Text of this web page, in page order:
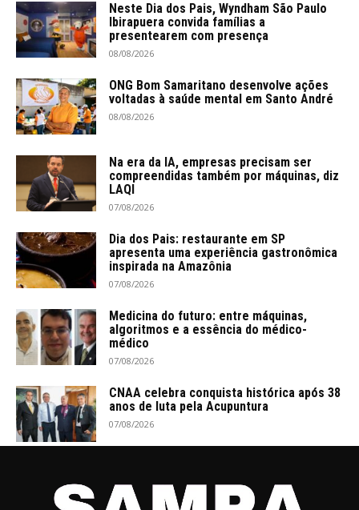
Neste Dia dos Pais, Wyndham São Paulo
Ibirapuera convida famílias a
presentearem com presença
08/08/2026
ONG Bom Samaritano desenvolve ações
voltadas à saúde mental em Santo André
08/08/2026
Na era da IA, empresas precisam ser
compreendidas também por máquinas, diz
LAQI
07/08/2026
Dia dos Pais: restaurante em SP
apresenta uma experiência gastronômica
inspirada na Amazônia
07/08/2026
Medicina do futuro: entre máquinas,
algoritmos e a essência do médico-
médico
07/08/2026
CNAA celebra conquista histórica após 38
anos de luta pela Acupuntura
07/08/2026